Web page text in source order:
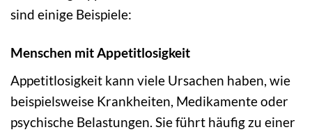
sind einige Beispiele:
Menschen mit Appetitlosigkeit
Appetitlosigkeit kann viele Ursachen haben, wie
beispielsweise Krankheiten, Medikamente oder
psychische Belastungen. Sie führt häufig zu einer